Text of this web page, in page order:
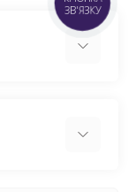
КНОПКА
ЗВ'ЯЗКУ